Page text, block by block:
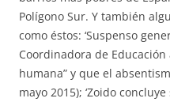
Polígono Sur. Y también
como éstos: ‘Suspenso
Coordinadora de
humana” y que el
mayo 2015); ‘Zoido